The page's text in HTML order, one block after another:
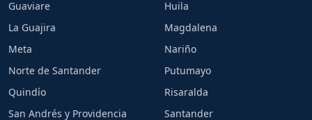
Guaviare
Huila
La Guajira
Magdalena
Meta
Nariño
Norte de Santander
Putumayo
Quindío
Risaralda
San Andrés y Providencia
Santander